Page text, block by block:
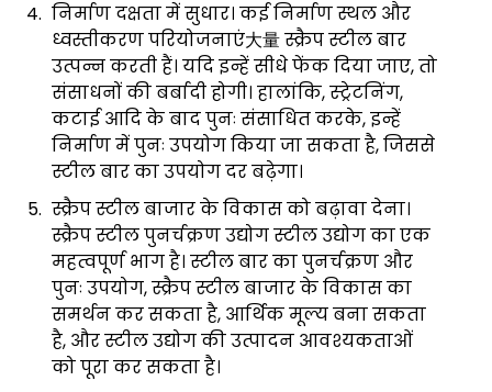
निर्माण दक्षता में सुधार। कई निर्माण स्थल और
ध्वस्तीकरण परियोजनाएं大量 स्क्रैप स्टील बार
उत्पन्न करती हैं। यदि इन्हें सीधे फेंक दिया जाए, तो
संसाधनों की बर्बादी होगी। हालांकि, स्ट्रेटनिंग,
कटाई आदि के बाद पुनः संसाधित करके, इन्हें
निर्माण में पुनः उपयोग किया जा सकता है, जिससे
स्टील बार का उपयोग दर बढ़ेगा।
स्क्रैप स्टील बाजार के विकास को बढ़ावा देना।
स्क्रैप स्टील पुनर्चक्रण उद्योग स्टील उद्योग का एक
महत्वपूर्ण भाग है। स्टील बार का पुनर्चक्रण और
पुनः उपयोग, स्क्रैप स्टील बाजार के विकास का
समर्थन कर सकता है, आर्थिक मूल्य बना सकता
है, और स्टील उद्योग की उत्पादन आवश्यकताओं
को पूरा कर सकता है।